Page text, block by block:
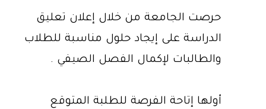
حرصت الجامعة من خلال إعلان تعليق
الدراسة على إيجاد حلول مناسبة للطلاب
والطالبات لإكمال الفصل الصيفي .
أولها إتاحة الفرصة للطلبة المتوقع